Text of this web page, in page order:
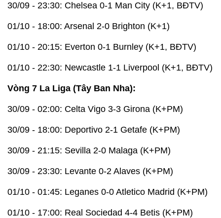
30/09 - 23:30: Chelsea 0-1 Man City (K+1, BĐTV)
01/10 - 18:00: Arsenal 2-0 Brighton (K+1)
01/10 - 20:15: Everton 0-1 Burnley (K+1, BĐTV)
01/10 - 22:30: Newcastle 1-1 Liverpool (K+1, BĐTV)
Vòng 7 La Liga (Tây Ban Nha):
30/09 - 02:00: Celta Vigo 3-3 Girona (K+PM)
30/09 - 18:00: Deportivo 2-1 Getafe (K+PM)
30/09 - 21:15: Sevilla 2-0 Malaga (K+PM)
30/09 - 23:30: Levante 0-2 Alaves (K+PM)
01/10 - 01:45: Leganes 0-0 Atletico Madrid (K+PM)
01/10 - 17:00: Real Sociedad 4-4 Betis (K+PM)